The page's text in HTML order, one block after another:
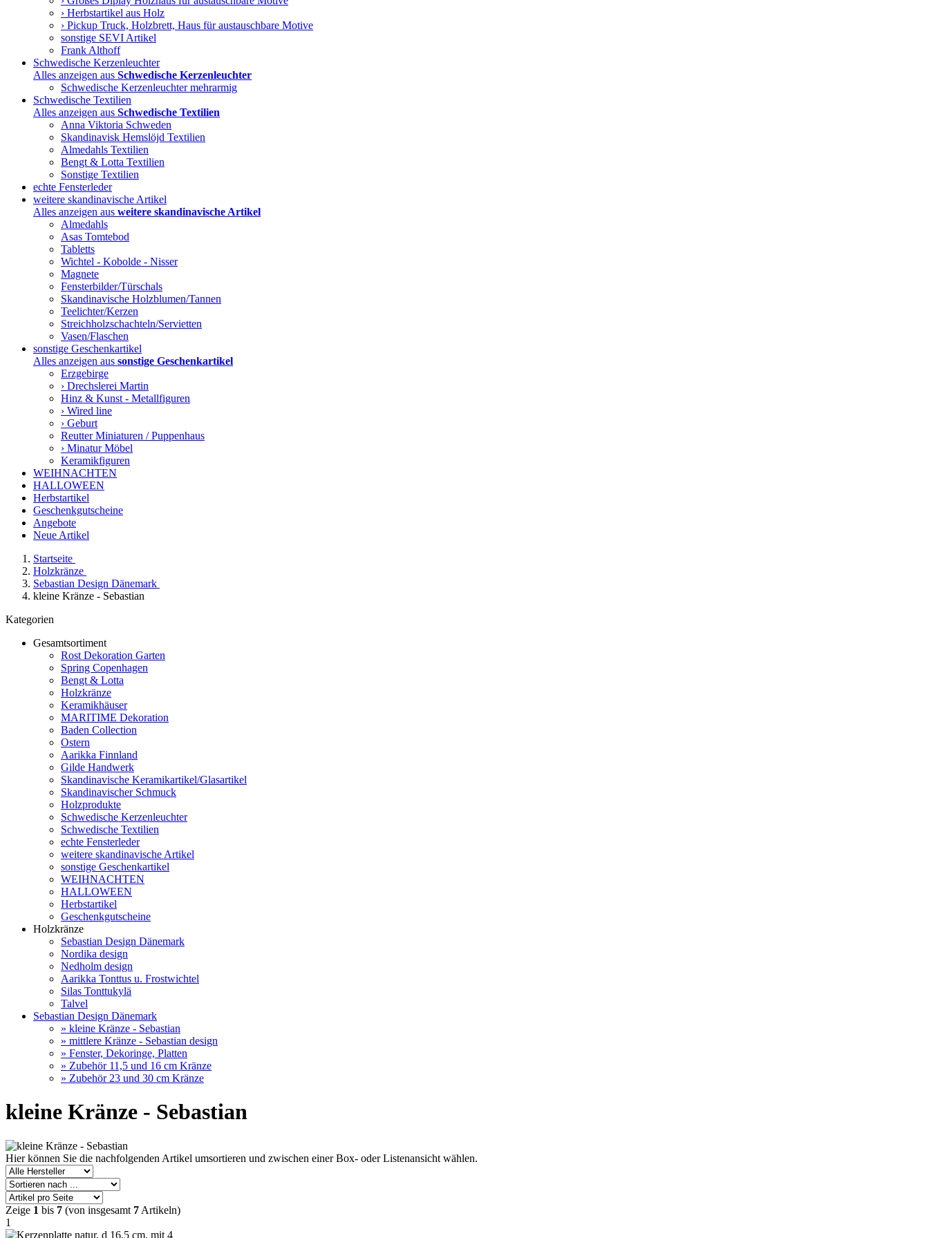
› Herbstartikel aus Holz
› Pickup Truck, Holzbrett, Haus für austauschbare Motive
sonstige SEVI Artikel
Frank Althoff
Schwedische Kerzenleuchter
Alles anzeigen aus Schwedische Kerzenleuchter
Schwedische Kerzenleuchter mehrarmig
Schwedische Textilien
Alles anzeigen aus Schwedische Textilien
Anna Viktoria Schweden
Skandinavisk Hemslöjd Textilien
Almedahls Textilien
Bengt & Lotta Textilien
Sonstige Textilien
echte Fensterleder
weitere skandinavische Artikel
Alles anzeigen aus weitere skandinavische Artikel
Almedahls
Asas Tomtebod
Tabletts
Wichtel - Kobolde - Nisser
Magnete
Fensterbilder/Türschals
Skandinavische Holzblumen/Tannen
Teelichter/Kerzen
Streichholzschachteln/Servietten
Vasen/Flaschen
sonstige Geschenkartikel
Alles anzeigen aus sonstige Geschenkartikel
Erzgebirge
› Drechslerei Martin
Hinz & Kunst - Metallfiguren
› Wired line
› Geburt
Reutter Miniaturen / Puppenhaus
› Minatur Möbel
Keramikfiguren
WEIHNACHTEN
HALLOWEEN
Herbstartikel
Geschenkgutscheine
Angebote
Neue Artikel
Startseite
Holzkränze
Sebastian Design Dänemark
kleine Kränze - Sebastian
Kategorien
Gesamtsortiment
Rost Dekoration Garten
Spring Copenhagen
Bengt & Lotta
Holzkränze
Keramikhäuser
MARITIME Dekoration
Baden Collection
Ostern
Aarikka Finnland
Gilde Handwerk
Skandinavische Keramikartikel/Glasartikel
Skandinavischer Schmuck
Holzprodukte
Schwedische Kerzenleuchter
Schwedische Textilien
echte Fensterleder
weitere skandinavische Artikel
sonstige Geschenkartikel
WEIHNACHTEN
HALLOWEEN
Herbstartikel
Geschenkgutscheine
Holzkränze
Sebastian Design Dänemark
Nordika design
Nedholm design
Aarikka Tonttus u. Frostwichtel
Silas Tonttukylä
Talvel
Sebastian Design Dänemark
» kleine Kränze - Sebastian
» mittlere Kränze - Sebastian design
» Fenster, Dekoringe, Platten
» Zubehör 11,5 und 16 cm Kränze
» Zubehör 23 und 30 cm Kränze
kleine Kränze - Sebastian
Hier können Sie die nachfolgenden Artikel umsortieren und zwischen einer Box- oder Listenansicht wählen.
Zeige 1 bis 7 (von insgesamt 7 Artikeln)
1